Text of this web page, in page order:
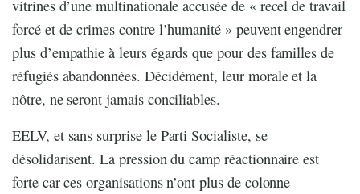
vitrines d’une multinationale accusée de « recel de travail
forcé et de crimes contre l’humanité » peuvent engendrer
plus d’empathie à leurs égards que pour des familles de
réfugiés abandonnées. Décidément, leur morale et la
nôtre, ne seront jamais conciliables.
EELV, et sans surprise le Parti Socialiste, se
désolidarisent. La pression du camp réactionnaire est
forte car ces organisations n’ont plus de colonne